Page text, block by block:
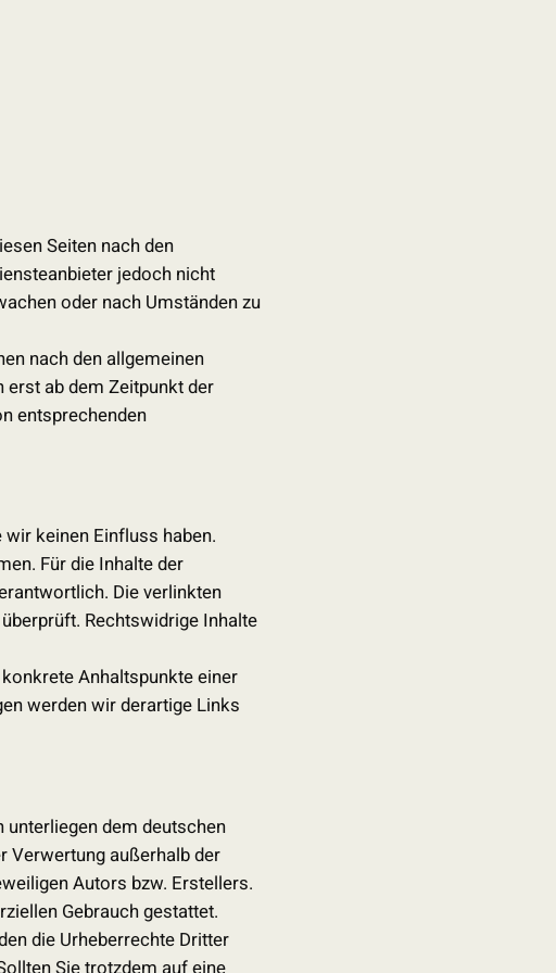
Seiten nach den
jedoch nicht
oder nach Umständen zu
nach den allgemeinen
erst ab dem Zeitpunkt der
entsprechenden
keinen Einfluss haben.
Für die Inhalte der
Die verlinkten
Rechtswidrige Inhalte
Anhaltspunkte einer
werden wir derartige Links
unterliegen dem deutschen
Verwertung außerhalb der
Autors bzw. Erstellers.
Gebrauch gestattet.
die Urheberrechte Dritter